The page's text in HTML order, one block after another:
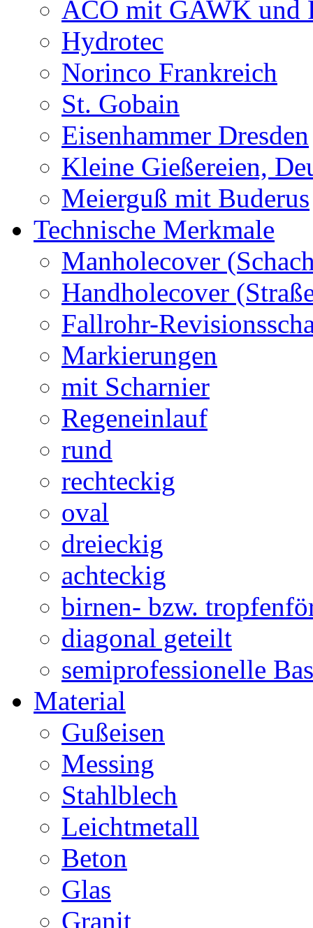
ACO mit GAWK und
Hydrotec
Norinco Frankreich
St. Gobain
Eisenhammer Dresden
Kleine Gießereien,
Meierguß mit Buderus
Technische Merkmale
Manholecover
Handholecover
Fallrohr-
Markierungen
mit Scharnier
Regeneinlauf
rund
rechteckig
oval
dreieckig
achteckig
birnen- bzw.
diagonal geteilt
semiprofessionelle
Material
Gußeisen
Messing
Stahlblech
Leichtmetall
Beton
Glas
Granit